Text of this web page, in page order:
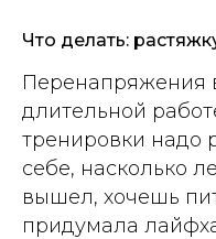
Что делать:
Перенапряжения
длительной
тренировки надо
себе, насколько
вышел, хочешь
придумала